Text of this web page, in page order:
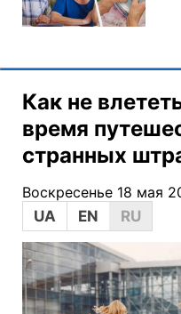
Как не
время
странных
Воскресенье 18 мая
UA
EN RU